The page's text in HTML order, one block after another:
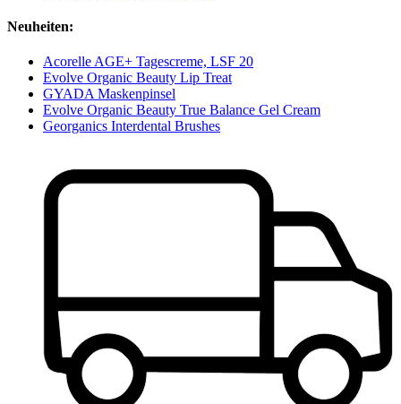
Neuheiten:
Acorelle AGE+ Tagescreme, LSF 20
Evolve Organic Beauty Lip Treat
GYADA Maskenpinsel
Evolve Organic Beauty True Balance Gel Cream
Georganics Interdental Brushes